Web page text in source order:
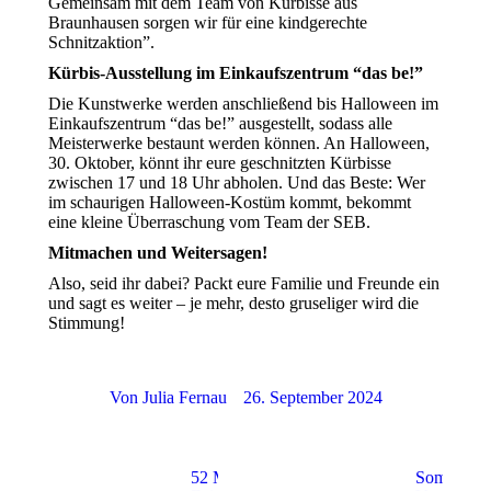
Braunhausen sorgen wir für eine kindgerechte
Schnitzaktion”.
Kürbis-Ausstellung im Einkaufszentrum “das be!”
Die Kunstwerke werden anschließend bis Halloween im
Einkaufszentrum “das be!” ausgestellt, sodass alle
Meisterwerke bestaunt werden können. An Halloween,
30. Oktober, könnt ihr eure geschnitzten Kürbisse
zwischen 17 und 18 Uhr abholen. Und das Beste: Wer
im schaurigen Halloween-Kostüm kommt, bekommt
eine kleine Überraschung vom Team der SEB.
Mitmachen und Weitersagen!
Also, seid ihr dabei? Packt eure Familie und Freunde ein
und sagt es weiter – je mehr, desto gruseliger wird die
Stimmung!
Von Julia Fernau 26. September 2024
52 Meter
Sommer-